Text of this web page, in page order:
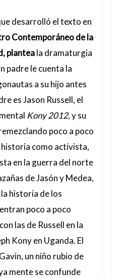
desarrolló el texto en
Contemporáneo de la
planteala dramaturgia
padre le cuenta la
a su hijo antes
es Jason Russell, el
Kony 2012, y su
poco a poco
como activista,
en la guerra del norte
de Jasón y Medea,
historia de los
poco a poco
las de Russell en la
Kony en Uganda. El
un niño rubio de
mente se confunde